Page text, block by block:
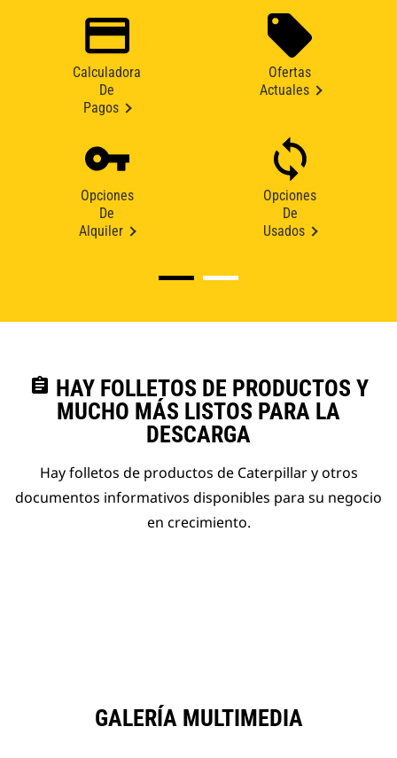
Calculadora
De
Pagos
Ofertas
Actuales
Opciones
De
Alquiler
Opciones
De
Usados
assignment HAY FOLLETOS DE PRODUCTOS Y
MUCHO MÁS LISTOS PARA LA
DESCARGA
Hay folletos de productos de Caterpillar y otros
documentos informativos disponibles para su negocio
en crecimiento.
GALERÍA MULTIMEDIA